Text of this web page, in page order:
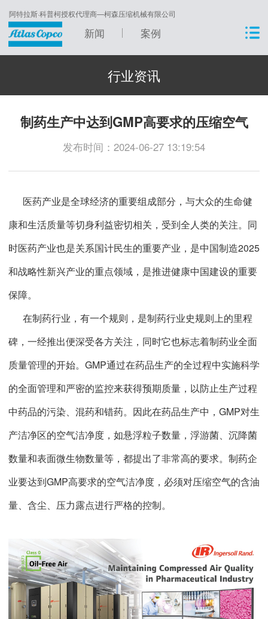
阿特拉斯·科普柯授权代理商—柯森压缩机械有限公司
新闻 案例
行业资讯
制药生产中达到GMP高要求的压缩空气
发布时间：2024-06-27 13:19:54
医药产业是全球经济的重要组成部分，与大众的生命健
康和生活质量等切身利益密切相关，受到全人类的关注。同
时医药产业也是关系国计民生的重要产业，是中国制造2025
和战略性新兴产业的重点领域，是推进健康中国建设的重要
保障。
在制药行业，有一个规则，是制药行业史规则上的里程
碑，一经推出便深受各方关注，同时它也标志着制药业全面
质量管理的开始。GMP通过在药品生产的全过程中实施科学
的全面管理和严密的监控来获得预期质量，以防止生产过程
中药品的污染、混药和错药。因此在药品生产中，GMP对生
产洁净区的空气洁净度，如悬浮粒子数量，浮游菌、沉降菌
数量和表面微生物数量等，都提出了非常高的要求。制药企
业要达到GMP高要求的空气洁净度，必须对压缩空气的含油
量、含尘、压力露点进行严格的控制。